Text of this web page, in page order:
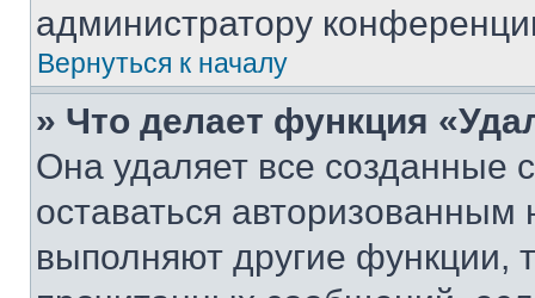
администратору
Вернуться к началу
» Что делает функция
Она удаляет все созданные
оставаться
выполняют другие функции,